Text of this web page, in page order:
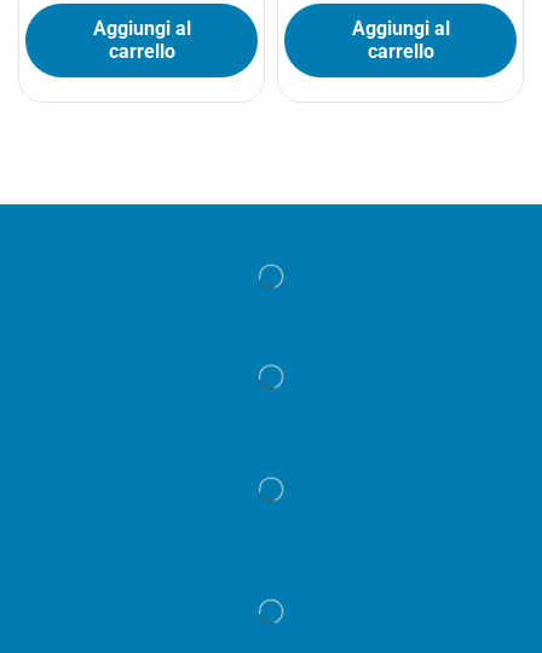
Aggiungi al
carrello
Aggiungi al
carrello